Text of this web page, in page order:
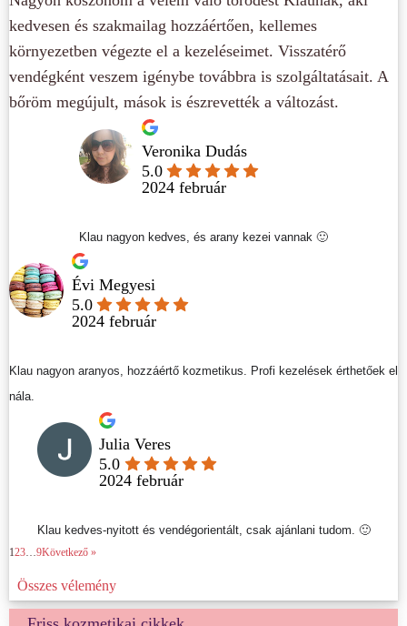
kedvesen és szakmailag hozzáértően, kellemes
környezetben végezte el a kezeléseimet. Visszatérő
vendégként veszem igénybe továbbra is szolgáltatásait. A
bőröm megújult, mások is észrevették a változást.
Veronika Dudás
5.0
2024 február
Klau nagyon kedves, és arany kezei vannak 🙂
Évi Megyesi
5.0
2024 február
Klau nagyon aranyos, hozzáértő kozmetikus. Profi kezelések érthetőek el
nála.
Julia Veres
5.0
2024 február
Klau kedves-nyitott és vendégorientált, csak ajánlani tudom. 🙂
123…9Következő »
Összes vélemény